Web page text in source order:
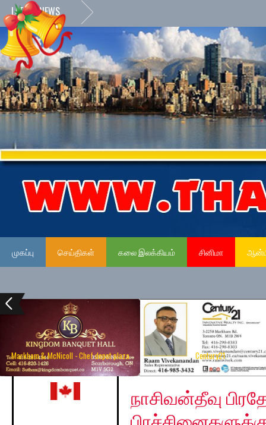
LATEST NEWS
முகப்பு செய்திகள் கலை இலக்கியம் சினிமா
Markham & McNicoll - Chef depot plaza Century21
Canada (Toronto) Wednesday, February
நாசிவன்தீவு